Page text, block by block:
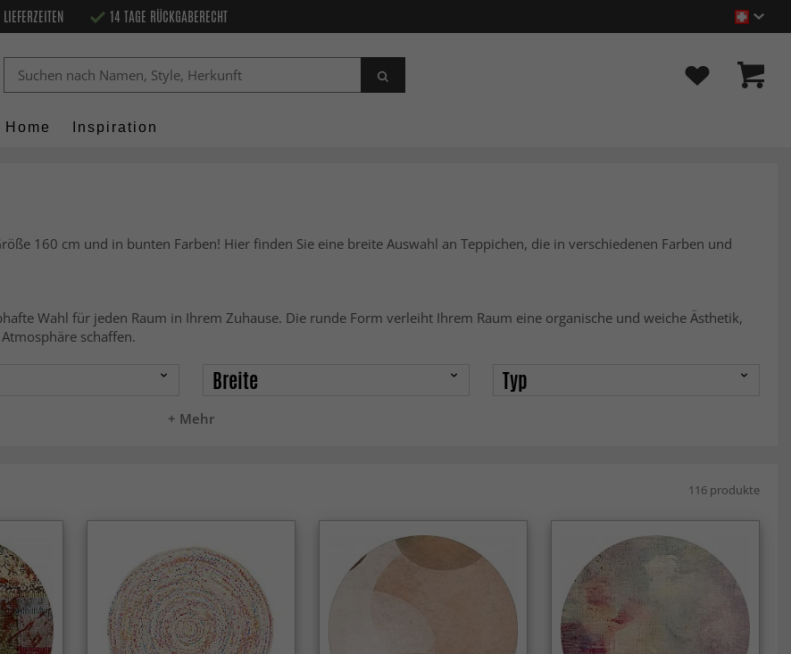
14 TAGE RÜCKGABERECHT
Home Inspiration
160 cm und in bunten Farben! Hier finden Sie eine breite Auswahl an Teppichen, die in verschiedenen Farben und
Wahl für jeden Raum in Ihrem Zuhause. Die runde Form verleiht Ihrem Raum eine organische und weiche Ästhetik,
schaffen.
+ Mehr
Breite Typ
116 produkte